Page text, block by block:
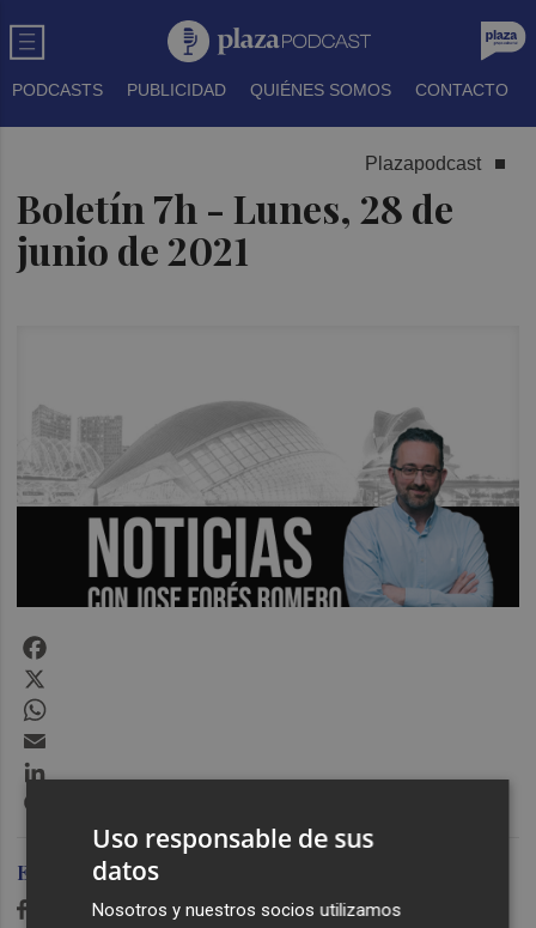
PODCASTS PUBLICIDAD QUIÉNES SOMOS CONTACTO
Plazapodcast
Boletín 7h - Lunes, 28 de
junio de 2021
Ediciones Plaza
Uso responsable de sus
datos
Nosotros y nuestros socios utilizamos